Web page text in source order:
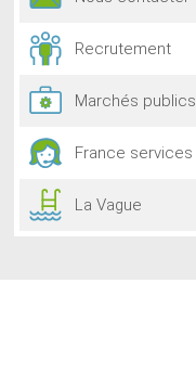
Recrutement
Marchés publics
France services
La Vague